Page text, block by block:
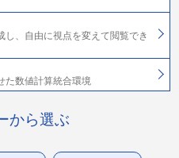
、自由に視点を変えて閲覧でき
た数値計算統合環境
から選ぶ